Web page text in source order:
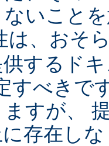
いこと
は、おそ
するド
すべきで
すが、
存在し